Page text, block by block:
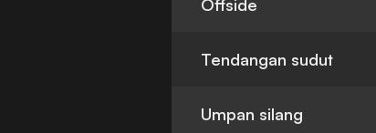
Offside
Tendangan sudut
Umpan silang